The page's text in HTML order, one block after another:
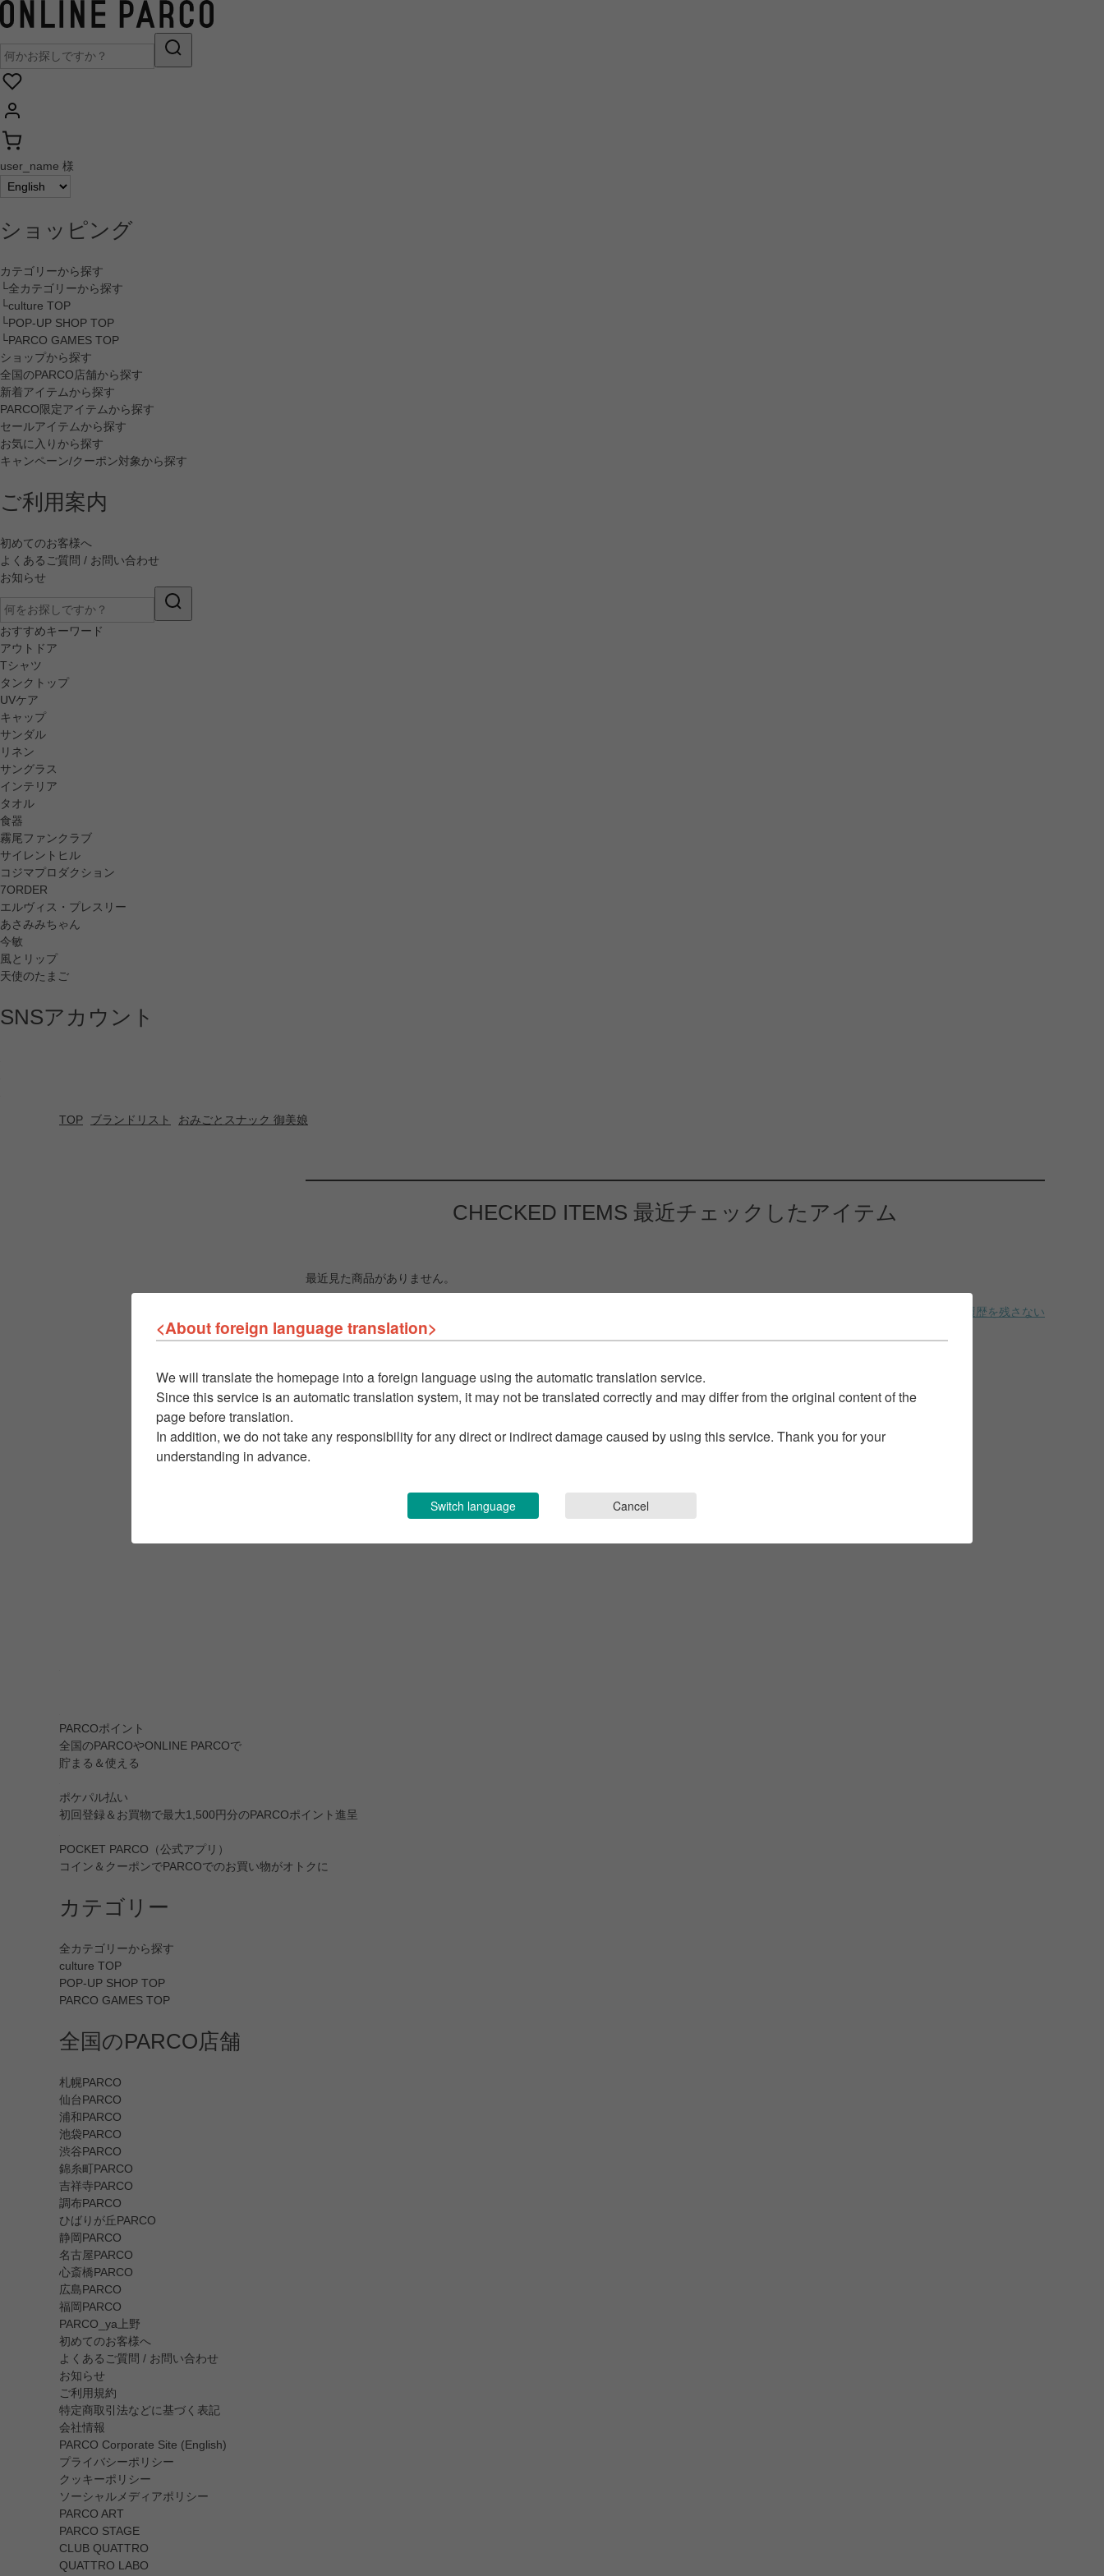
user_name 様
ショッピング
カテゴリーから探す
└全カテゴリーから探す
└culture TOP
└POP-UP SHOP TOP
└PARCO GAMES TOP
ショップから探す
全国のPARCO店舗から探す
新着アイテムから探す
PARCO限定アイテムから探す
セールアイテムから探す
お気に入りから探す
キャンペーン/クーポン対象から探す
ご利用案内
初めてのお客様へ
よくあるご質問 / お問い合わせ
お知らせ
おすすめキーワード
アウトドア
Tシャツ
タンクトップ
UVケア
キャップ
サンダル
リネン
サングラス
インテリア
タオル
食器
霧尾ファンクラブ
サイレントヒル
コジマプロダクション
7ORDER
エルヴィス・プレスリー
あさみみちゃん
今敏
風とリップ
天使のたまご
SNSアカウント
TOP ブランドリスト おみごとスナック 御美娘
CHECKED ITEMS 最近チェックしたアイテム
最近見た商品がありません。
履歴を残さない
PARCOポイント
全国のPARCOやONLINE PARCOで
貯まる＆使える
ポケパル払い
初回登録＆お買物で最大1,500円分のPARCOポイント進呈
POCKET PARCO（公式アプリ）
コイン＆クーポンでPARCOでのお買い物がオトクに
カテゴリー
全カテゴリーから探す
culture TOP
POP-UP SHOP TOP
PARCO GAMES TOP
全国のPARCO店舗
札幌PARCO
仙台PARCO
浦和PARCO
池袋PARCO
渋谷PARCO
錦糸町PARCO
吉祥寺PARCO
調布PARCO
ひばりが丘PARCO
静岡PARCO
名古屋PARCO
心斎橋PARCO
広島PARCO
福岡PARCO
PARCO_ya上野
初めてのお客様へ
よくあるご質問 / お問い合わせ
お知らせ
ご利用規約
特定商取引法などに基づく表記
会社情報
PARCO Corporate Site (English)
プライバシーポリシー
クッキーポリシー
ソーシャルメディアポリシー
PARCO ART
PARCO STAGE
CLUB QUATTRO
QUATTRO LABO
<About foreign language translation>
We will translate the homepage into a foreign language using the automatic translation service.
Since this service is an automatic translation system, it may not be translated correctly and may differ from the original content of the
page before translation.
In addition, we do not take any responsibility for any direct or indirect damage caused by using this service. Thank you for your
understanding in advance.
Switch language Cancel